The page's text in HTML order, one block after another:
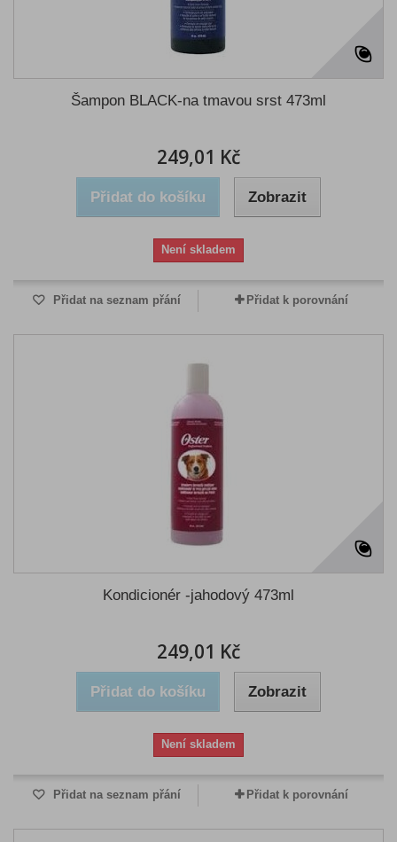
Šampon BLACK-na tmavou srst 473ml
249,01 Kč
Přidat do košíku Zobrazit
Není skladem
Přidat na seznam přání Přidat k porovnání
Kondicionér -jahodový 473ml
249,01 Kč
Přidat do košíku Zobrazit
Není skladem
Přidat na seznam přání Přidat k porovnání